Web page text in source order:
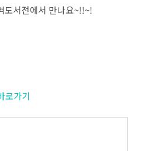
도서전에서 만나요~!!~!
로가기